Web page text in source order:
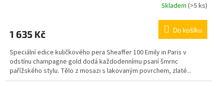
Skladem (>5 ks)
1 635 Kč Do košíku
Speciální edice kuličkového pera Sheaffer 100 Emily in Paris v
odstínu champagne gold dodá každodennímu psaní šmrnc
pařížského stylu. Tělo z mosazi s lakovaným povrchem, zlaté...